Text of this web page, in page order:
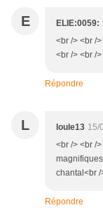
E ELIE:0059:
<br /> <br /
<br /> <br /
Répondre
L loule13 15/
<br /> <br /
chantal<br /
Répondre